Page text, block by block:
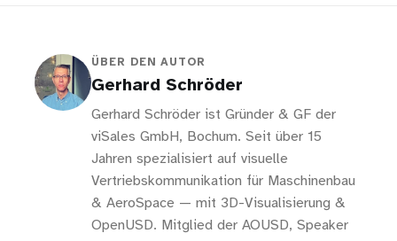
ÜBER DEN AUTOR
Gerhard Schröder
Gerhard Schröder ist Gründer & GF der
viSales GmbH, Bochum. Seit über 15
Jahren spezialisiert auf visuelle
Vertriebskommunikation für Maschinenbau
& AeroSpace — mit 3D-Visualisierung &
OpenUSD. Mitglied der AOUSD, Speaker